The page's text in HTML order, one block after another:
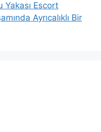
Escort
Ayrıcalıklı Bir